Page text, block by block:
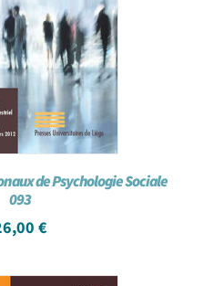
de Psychologie Sociale
093
€